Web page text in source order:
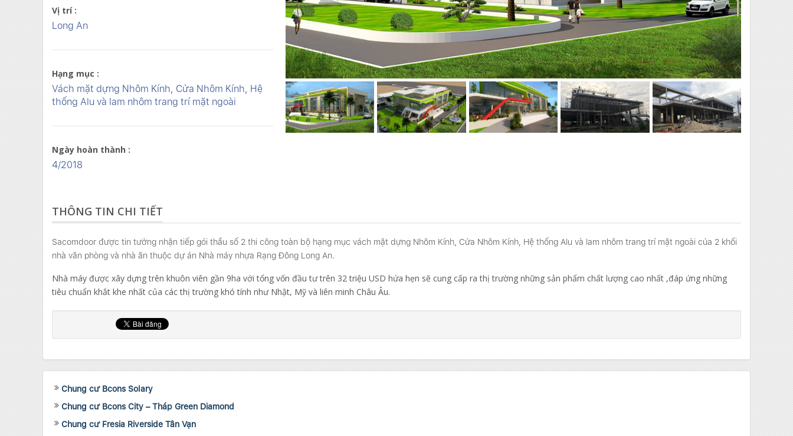
Vị trí :
Long An
Hạng mục :
Vách mặt dựng Nhôm Kính, Cửa Nhôm Kính, Hệ
thống Alu và lam nhôm trang trí mặt ngoài
Ngày hoàn thành :
4/2018
THÔNG TIN CHI TIẾT
Sacomdoor được tin tưởng nhận tiếp gói thầu số 2 thi công toàn bộ hạng mục vách mặt dựng Nhôm Kính, Cửa Nhôm Kính, Hệ thống Alu và lam nhôm trang trí mặt ngoài của 2 khối
nhà văn phòng và nhà ăn thuộc dự án Nhà máy nhựa Rạng Đông Long An.
Nhà máy được xây dựng trên khuôn viên gần 9ha với tổng vốn đầu tư trên 32 triệu USD hứa hẹn sẽ cung cấp ra thị trường những sản phẩm chất lượng cao nhất ,đáp ứng những
tiêu chuẩn khắt khe nhất của các thị trường khó tính như Nhật, Mỹ và liên minh Châu Âu.
Chung cư Bcons Solary
Chung cư Bcons City – Tháp Green Diamond
Chung cư Fresia Riverside Tân Vạn